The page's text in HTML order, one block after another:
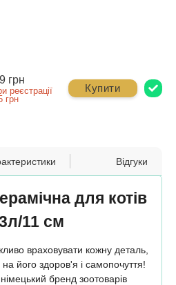
грн
реєстрації
грн
Купити
Відгуки
для котів
11 см
враховувати кожну деталь,
його здоров'я і самопочуття!
бренд зоотоварів